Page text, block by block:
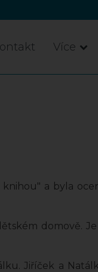
Více
a byla
domově.
Jiříček a